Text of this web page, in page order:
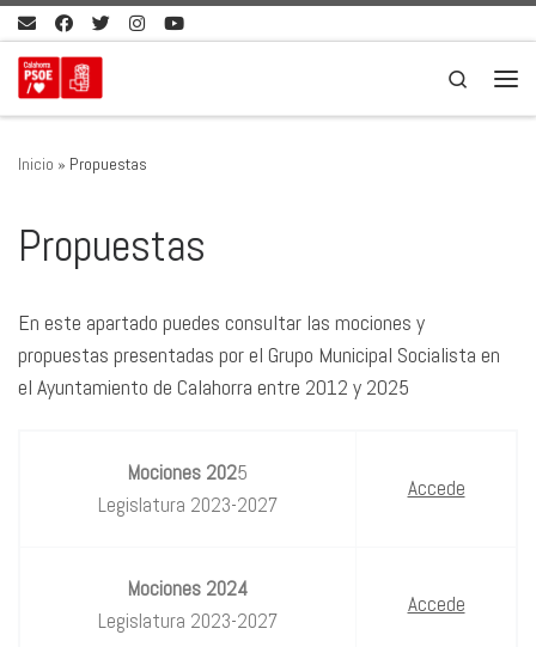
Saltar al contenido
Search
Inicio » Propuestas
Propuestas
En este apartado puedes consultar las mociones y
propuestas presentadas por el Grupo Municipal Socialista en
el Ayuntamiento de Calahorra entre 2012 y 2025
Mociones 2025
Legislatura 2023-2027
Accede
Mociones 2024
Legislatura 2023-2027
Accede